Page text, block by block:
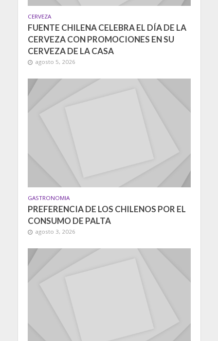
CERVEZA
FUENTE CHILENA CELEBRA EL DÍA DE LA
CERVEZA CON PROMOCIONES EN SU
CERVEZA DE LA CASA
agosto 5, 2026
GASTRONOMIA
PREFERENCIA DE LOS CHILENOS POR EL
CONSUMO DE PALTA
agosto 3, 2026